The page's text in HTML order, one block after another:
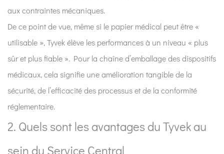
L'importance
plus
large
du
choix
du
stock
de
aux contraintes mécaniques.
De ce point de vue, même si le papier médical peut être «
utilisable », Tyvek élève les performances à un niveau « plus
sûr et plus fiable ». Pour la chaîne d’emballage des dispositifs
médicaux, cela signifie une amélioration tangible de la
sécurité, de l’efficacité des processus et de la conformité
réglementaire.
2. Quels sont les avantages du Tyvek au
sein du Service Central